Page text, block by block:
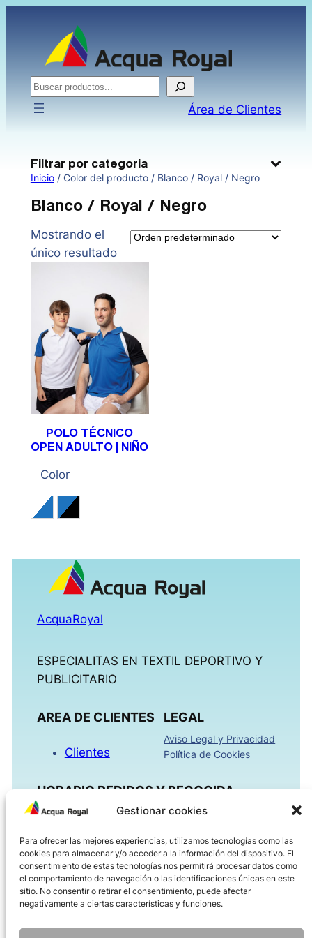
Gestionar cookies
Para ofrecer las mejores experiencias, utilizamos tecnologías como las
cookies para almacenar y/o acceder a la información del dispositivo. El
consentimiento de estas tecnologías nos permitirá procesar datos como
el comportamiento de navegación o las identificaciones únicas en este
sitio. No consentir o retirar el consentimiento, puede afectar
negativamente a ciertas características y funciones.
contenido
Buscar
Área de Clientes
Filtrar por categoria
Inicio/ Color del producto / Blanco / Royal / Negro
Blanco / Royal / Negro
Mostrando el
único resultado
POLO TÉCNICO
OPEN ADULTO | NIÑO
Color
Blanco / Royal / Negro
Royal / Negro / Blanco
AcquaRoyal
ESPECIALITAS EN TEXTIL DEPORTIVO Y
PUBLICITARIO
AREA DE CLIENTES
Clientes
LEGAL
Aviso Legal y Privacidad
Política de Cookies
HORARIO PEDIDOS Y RECOGIDA
Tardes 16:00h – 18:30h
Viernes 08:00h – 14:00h
ACQUAROYAL.COM